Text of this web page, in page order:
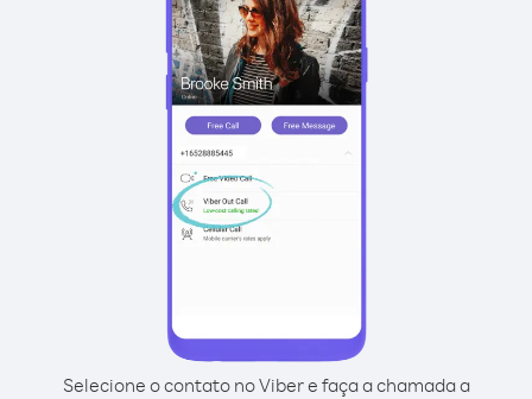
Selecione o contato no Viber e faça a chamada a